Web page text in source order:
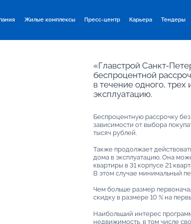
Жилые комплексы Пресс-центр Карьера Тендеры
«Главстрой Санкт-
беспроцентной
в течение одного,
эксплуатацию.
Беспроцентную рассрочку
зависимости от выбора
тысяч рублей.
Также продолжает
дома в эксплуатацию. Она
квартиры в 31 корпусе 21
В этом случае минимальный
Чем больше размер
скидку в размере 10 % на
Наибольший интерес
недвижимость, в том числе